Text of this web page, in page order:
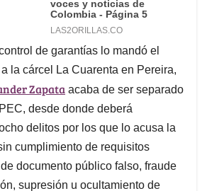
de garantías lo mandó el
la cárcel La Cuarenta en Pereira,
Zapata acaba de ser separado
desde donde deberá
delitos por los que lo acusa la
cumplimiento de requisitos
documento público falso, fraude
supresión u ocultamiento de